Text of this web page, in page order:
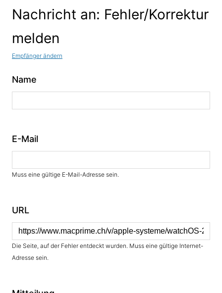
Nachricht an: Fehler/Korrektur
melden
Empfänger ändern
Name
E-Mail
Muss eine gültige E-Mail-Adresse sein.
URL
Die Seite, auf der Fehler entdeckt wurden. Muss eine gültige Internet-
Adresse sein.